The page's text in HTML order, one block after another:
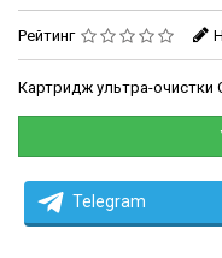
Рейтинг
Картридж ультра-очистки
Telegram